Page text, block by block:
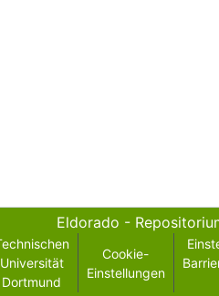
Eldorado -
Universität
Dortmund
Cookie-
Einstellungen